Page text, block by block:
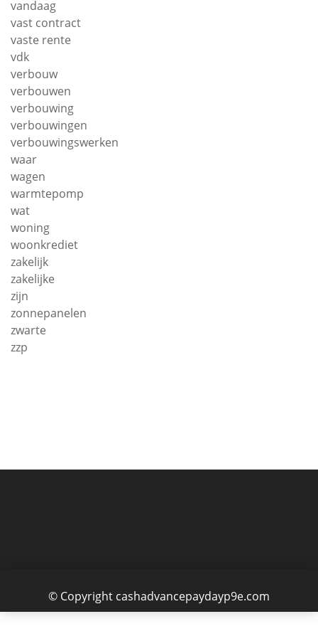
vandaag
vast contract
vaste rente
vdk
verbouw
verbouwen
verbouwing
verbouwingen
verbouwingswerken
waar
wagen
warmtepomp
wat
woning
woonkrediet
zakelijk
zakelijke
zijn
zonnepanelen
zwarte
zzp
© Copyright cashadvancepaydayp9e.com